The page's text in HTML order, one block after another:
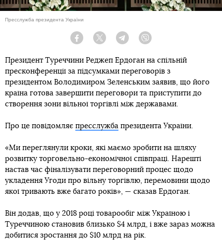
Пресслужба президента України
Facebook Twitter Telegram
Президент Туреччини Реджеп Ердоган на спільній
пресконференції за підсумками переговорів з
президентом Володимиром Зеленським заявив, що його
країна готова завершити переговори та приступити до
створення зони вільної торгівлі між державами.
Про це повідомляє пресслужба президента України.
«Ми переглянули кроки, які маємо зробити на шляху
розвитку торговельно-економічної співпраці. Нарешті
настав час фіналізувати переговорний процес щодо
укладення Угоди про вільну торгівлю, перемовини щодо
якої тривають вже багато років», — сказав Ердоган.
Він додав, що у 2018 році товарообіг між Україною і
Туреччиною становив близько $4 млрд, і вже зараз можна
добитися зростання до $10 млрд на рік.